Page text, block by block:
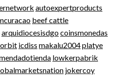
autoexpertproducts
beef cattle
arquidiocesisdgocoinsmonedas
icdiss makalu2004platye
lowkerpabrik
jokercoy